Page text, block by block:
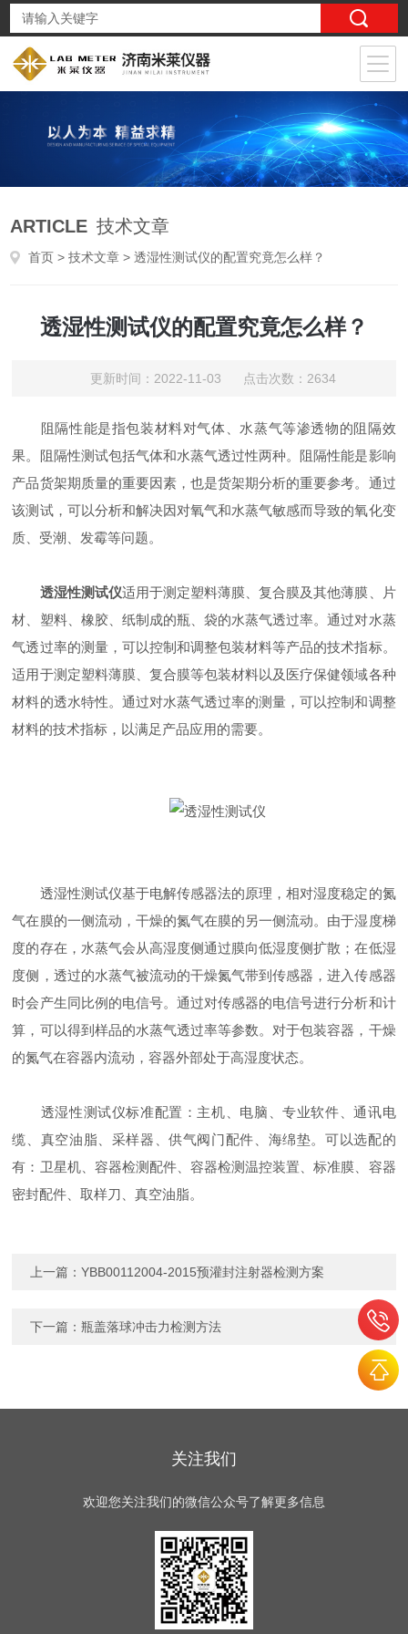
ARTICLE 技术文章
首页 >技术文章 > 透湿性测试仪的配置究竟怎么样？
透湿性测试仪的配置究竟怎么样？
更新时间：2022-11-03 点击次数：2634
阻隔性能是指包装材料对气体、水蒸气等渗透物的阻隔效
果。阻隔性测试包括气体和水蒸气透过性两种。阻隔性能是影响
产品货架期质量的重要因素，也是货架期分析的重要参考。通过
该测试，可以分析和解决因对氧气和水蒸气敏感而导致的氧化变
质、受潮、发霉等问题。
透湿性测试仪适用于测定塑料薄膜、复合膜及其他薄膜、片
材、塑料、橡胶、纸制成的瓶、袋的水蒸气透过率。通过对水蒸
气透过率的测量，可以控制和调整包装材料等产品的技术指标。
适用于测定塑料薄膜、复合膜等包装材料以及医疗保健领域各种
材料的透水特性。通过对水蒸气透过率的测量，可以控制和调整
材料的技术指标，以满足产品应用的需要。
透湿性测试仪基于电解传感器法的原理，相对湿度稳定的氮
气在膜的一侧流动，干燥的氮气在膜的另一侧流动。由于湿度梯
度的存在，水蒸气会从高湿度侧通过膜向低湿度侧扩散；在低湿
度侧，透过的水蒸气被流动的干燥氮气带到传感器，进入传感器
时会产生同比例的电信号。通过对传感器的电信号进行分析和计
算，可以得到样品的水蒸气透过率等参数。对于包装容器，干燥
的氮气在容器内流动，容器外部处于高湿度状态。
透湿性测试仪标准配置：主机、电脑、专业软件、通讯电
缆、真空油脂、采样器、供气阀门配件、海绵垫。可以选配的
有：卫星机、容器检测配件、容器检测温控装置、标准膜、容器
密封配件、取样刀、真空油脂。
上一篇：YBB00112004-2015预灌封注射器检测方案
下一篇：瓶盖落球冲击力检测方法
关注我们
欢迎您关注我们的微信公众号了解更多信息